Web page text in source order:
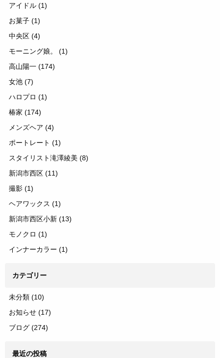
アイドル (1)
お菓子 (1)
中央区 (4)
モーニング娘。 (1)
高山陽一 (174)
女池 (7)
ハロプロ (1)
椿家 (174)
メンズヘア (4)
ポートレート (1)
スタイリスト滝澤綾美 (8)
新潟市西区 (11)
撮影 (1)
ヘアワックス (1)
新潟市西区小新 (13)
モノクロ (1)
インナーカラー (1)
カテゴリー
未分類 (10)
お知らせ (17)
ブログ (274)
最近の投稿